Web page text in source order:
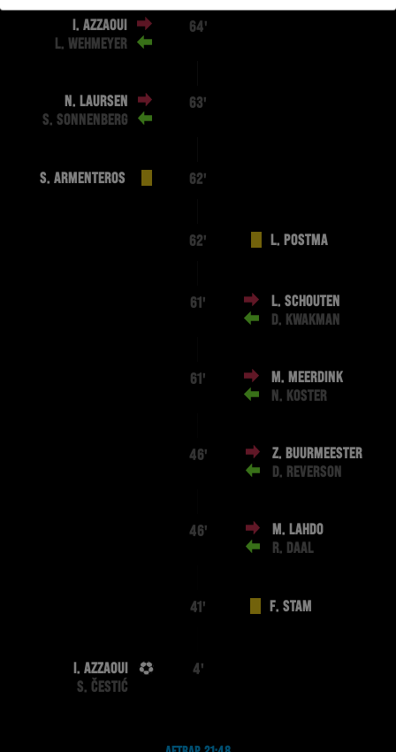
I. AZZAOUI
L. WEHMEYER
64'
N. LAURSEN
S. SONNENBERG
63'
S. ARMENTEROS 62'
62' L. POSTMA
61'
L. SCHOUTEN
D. KWAKMAN
61'
M. MEERDINK
N. KOSTER
46'
Z. BUURMEESTER
D. REVERSON
46'
M. LAHDO
R. DAAL
41' F. STAM
I. AZZAOUI
S. ČESTIĆ
4'